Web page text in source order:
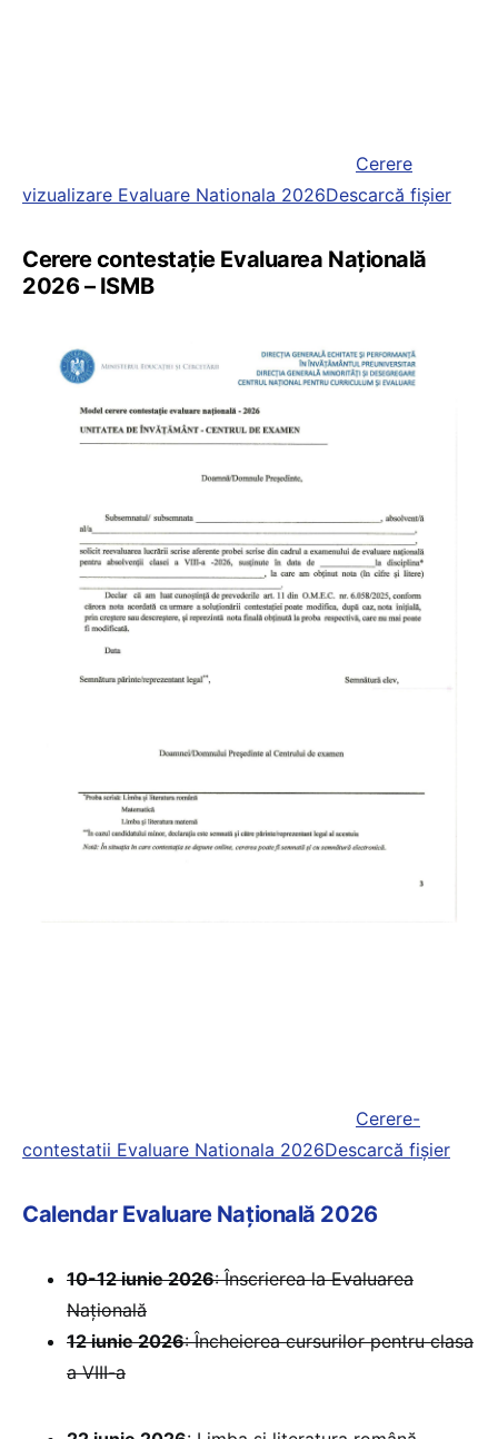
Cerere
vizualizare Evaluare Nationala 2026Descarcă fișier
Cerere contestație Evaluarea Națională
2026 – ISMB
Cerere-
contestatii Evaluare Nationala 2026Descarcă fișier
Calendar Evaluare Națională 2026
10-12 iunie 2026: Înscrierea la Evaluarea
Națională
12 iunie 2026: Încheierea cursurilor pentru clasa
a VIII-a